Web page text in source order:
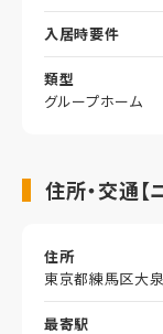
入居時要件
類型
グループホーム
住所・交通
住所
東京都練馬区大
最寄駅